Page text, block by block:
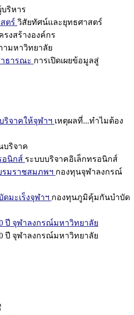
ริหาร
ตร์ วิสัยทัศน์และยุทธศาสตร์
รงสร้างองค์กร
ามหาวิทยาลัย
าธารณะ การเปิดเผยข้อมูลสู่
ริจาคให้จุฬาฯ เหตุผลที่...ทำไมต้อง
บริจาค
อนิกส์ ระบบบริจาคอิเล็กทรอนิกส์
มราชสมภพฯ กองทุนจุฬาลงกรณ์
มะเร็งจุฬาฯ กองทุนภูมิคุ้มกันบำบัด
ปี จุฬาลงกรณ์มหาวิทยาลัย
ปี จุฬาลงกรณ์มหาวิทยาลัย